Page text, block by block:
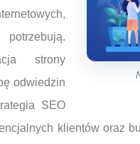
strony
odwiedzin
SEO
klientów oraz